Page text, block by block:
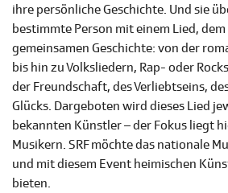
ihre persönliche Geschichte. Und sie
bestimmte Person mit einem Lied,
gemeinsamen Geschichte: von der
bis hin zu Volksliedern, Rap- oder
der Freundschaft, des Verliebtseins,
Glücks. Dargeboten wird dieses Lied
bekannten Künstler – der Fokus liegt
Musikern. SRF möchte das nationale
und mit diesem Event heimischen
bieten.